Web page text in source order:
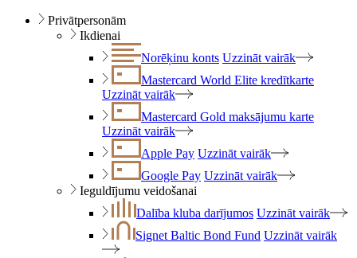
Privātpersonām
Ikdienai
Norēķinu konts Uzzināt vairāk
Mastercard World Elite kredītkarte
Uzzināt vairāk
Mastercard Gold maksājumu karte
Uzzināt vairāk
Apple Pay Uzzināt vairāk
Google Pay Uzzināt vairāk
Ieguldījumu veidošanai
Dalība kluba darījumos Uzzināt vairāk
Signet Baltic Bond Fund Uzzināt vairāk